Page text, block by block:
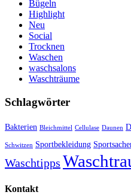
Bügeln
Highlight
Neu
Social
Trocknen
Waschen
waschsalons
Waschträume
Schlagwörter
Bakterien Bleichmittel Cellulase Daunen
Schwitzen Sportbekleidung
Waschtipps
Kontakt